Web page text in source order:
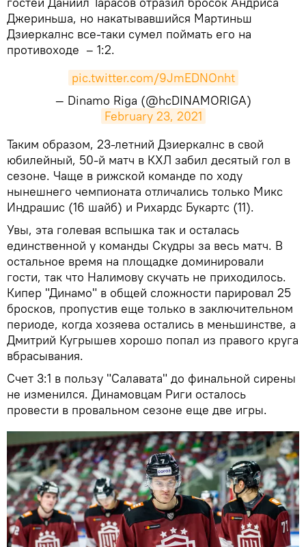
Джериньша, но накатывавшийся Мартиньш
Дзиеркалнс все-таки сумел поймать его на
противоходе – 1:2.
pic.twitter.com/9JmEDNOnht
— Dinamo Riga (@hcDINAMORIGA)
February 23, 2021
​Таким образом, 23-летний Дзиеркалнс в свой
юбилейный, 50-й матч в КХЛ забил десятый гол в
сезоне. Чаще в рижской команде по ходу
нынешнего чемпионата отличались только Микс
Индрашис (16 шайб) и Рихардс Букартс (11).
Увы, эта голевая вспышка так и осталась
единственной у команды Скудры за весь матч. В
остальное время на площадке доминировали
гости, так что Налимову скучать не приходилось.
Кипер "Динамо" в общей сложности парировал 25
бросков, пропустив еще только в заключительном
периоде, когда хозяева остались в меньшинстве, а
Дмитрий Кугрышев хорошо попал из правого круга
вбрасывания.
Счет 3:1 в пользу "Салавата" до финальной сирены
не изменился. Динамовцам Риги осталось
провести в провальном сезоне еще две игры.